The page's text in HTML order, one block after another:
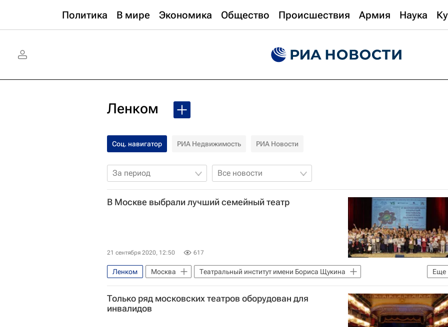
Политика В мире Экономика Общество Происшествия Армия Наука
Ленком
Соц. навигатор РИА Недвижимость РИА Новости
За период Все новости
В Москве выбрали лучший семейный театр
21 сентября 2020, 12:50 617
Еще
Ленком Москва
Театральный институт имени Бориса Щукина
Социальный навигатор
Только ряд московских театров оборудован для
инвалидов